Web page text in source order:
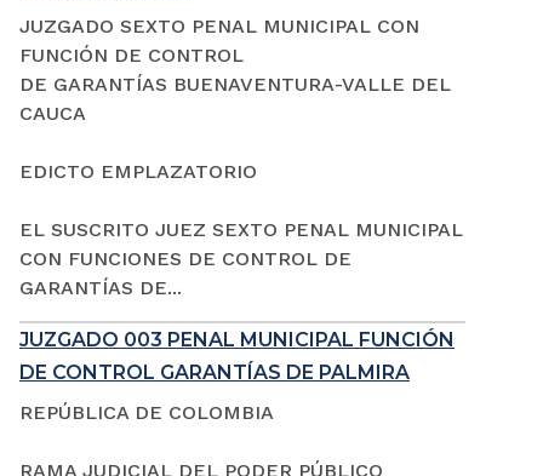
JUZGADO SEXTO PENAL MUNICIPAL CON
FUNCIÓN DE CONTROL
DE GARANTÍAS BUENAVENTURA-VALLE DEL
CAUCA
EDICTO EMPLAZATORIO
EL SUSCRITO JUEZ SEXTO PENAL MUNICIPAL
CON FUNCIONES DE CONTROL DE
GARANTÍAS DE...
JUZGADO 003 PENAL MUNICIPAL FUNCIÓN
DE CONTROL GARANTÍAS DE PALMIRA
REPÚBLICA DE COLOMBIA
RAMA JUDICIAL DEL PODER PÚBLICO